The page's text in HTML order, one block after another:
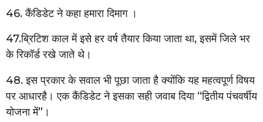
46. कैंडिडेट ने कहा हमारा दिमाग ।
47.ब्रिटिश काल में इसे हर वर्ष तैयार किया जाता था, इसमें जिले भर
के रिकॉर्ड रखे जाते थे।
48. इस प्रकार के सवाल भी पूछा जाता है क्योंकि यह महत्वपूर्ण विषय
पर आधारहै। एक कैंडिडेट ने इसका सही जवाब दिया “द्वितीय पंचवर्षीय
योजना में”।